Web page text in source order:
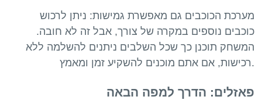
מערכת הכוכבים גם מאפשרת גמישות: ניתן לרכוש
כוכבים נוספים במקרה של צורך, אבל זה לא חובה.
המשחק תוכנן כך שכל השלבים ניתנים להשלמה ללא
פאזלים: הדרך למפה הבאה